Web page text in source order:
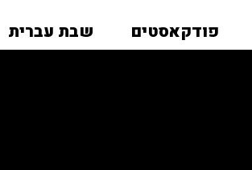
פודקאסטים שבת עברית